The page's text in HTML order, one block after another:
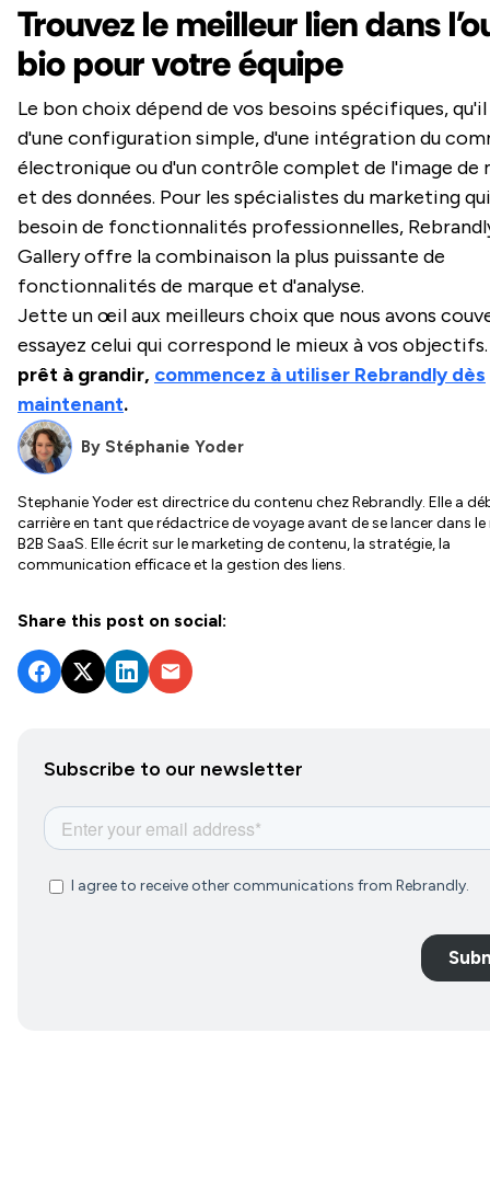
By Stéphanie Yoder
Stephanie Yoder est directrice du contenu chez Rebrandly. Elle a
carrière en tant que rédactrice de voyage avant de se lancer dans
B2B SaaS. Elle écrit sur le marketing de contenu, la stratégie, la
communication efficace et la gestion des liens.
Share this post on social:
Subscribe to our newsletter
Trouvez le meilleur lien dans
bio pour votre équipe
Le bon choix dépend de vos besoins spécifiques,
d'une configuration simple, d'une intégration du
électronique ou d'un contrôle complet de l'image de
et des données. Pour les spécialistes du marketing
besoin de fonctionnalités professionnelles,
Gallery offre la combinaison la plus puissante de
fonctionnalités de marque et d'analyse.
Jette un œil aux meilleurs choix que nous avons
essayez celui qui correspond le mieux à vos
prêt à grandir, commencez à utiliser Rebrandly dès
maintenant.